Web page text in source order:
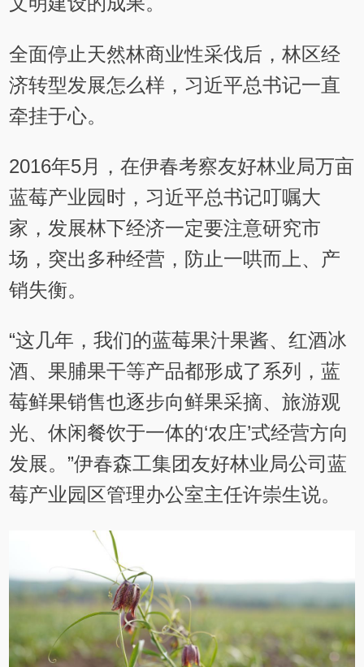
全面停止天然林商业性采伐后，林区经
济转型发展怎么样，习近平总书记一直
牵挂于心。
2016年5月，在伊春考察友好林业局万亩
蓝莓产业园时，习近平总书记叮嘱大
家，发展林下经济一定要注意研究市
场，突出多种经营，防止一哄而上、产
销失衡。
“这几年，我们的蓝莓果汁果酱、红酒冰
酒、果脯果干等产品都形成了系列，蓝
莓鲜果销售也逐步向鲜果采摘、旅游观
光、休闲餐饮于一体的‘农庄’式经营方向
发展。”伊春森工集团友好林业局公司蓝
莓产业园区管理办公室主任许崇生说。